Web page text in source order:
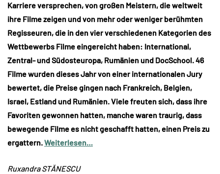
Karriere versprechen, von großen Meistern, die weltweit
ihre Filme zeigen und von mehr oder weniger berühmten
Regisseuren, die in den vier verschiedenen Kategorien des
Wettbewerbs Filme eingereicht haben: International,
Zentral- und Südosteuropa, Rumänien und DocSchool. 46
Filme wurden dieses Jahr von einer internationalen Jury
bewertet, die Preise gingen nach Frankreich, Belgien,
Israel, Estland und Rumänien. Viele freuten sich, dass ihre
Favoriten gewonnen hatten, manche waren traurig, dass
bewegende Filme es nicht geschafft hatten, einen Preis zu
ergattern.Weiterlesen…
Ruxandra STĂNESCU